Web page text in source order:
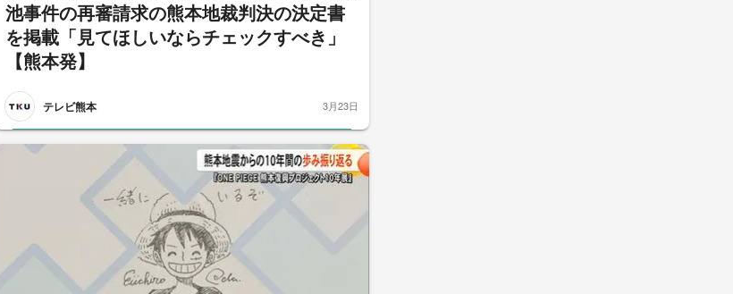
池事件の再審請求の熊本地裁判決の決定書
を掲載「見てほしいならチェックすべき」
【熊本発】
テレビ熊本 3月23日